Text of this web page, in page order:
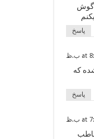
گوش
پاسخ
که
پاسخ